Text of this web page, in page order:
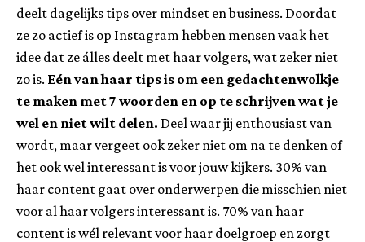
deelt dagelijks tips over mindset en business. Doordat
ze zo actief is op Instagram hebben mensen vaak het
idee dat ze álles deelt met haar volgers, wat zeker niet
zo is. Eén van haar tips is om een gedachtenwolkje
te maken met 7 woorden en op te schrijven wat je
wel en niet wilt delen. Deel waar jij enthousiast van
wordt, maar vergeet ook zeker niet om na te denken of
het ook wel interessant is voor jouw kijkers. 30% van
haar content gaat over onderwerpen die misschien niet
voor al haar volgers interessant is. 70% van haar
content is wél relevant voor haar doelgroep en zorgt